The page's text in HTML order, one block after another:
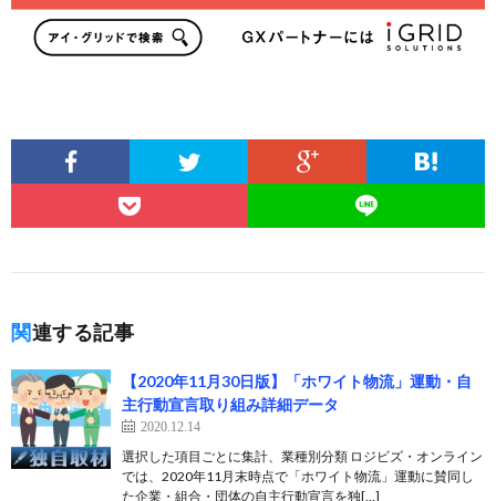
関連する記事
【2020年11月30日版】「ホワイト物流」運動・自
主行動宣言取り組み詳細データ
2020.12.14
選択した項目ごとに集計、業種別分類 ロジビズ・オンライン
では、2020年11月末時点で「ホワイト物流」運動に賛同し
た企業・組合・団体の自主行動宣言を独[…]